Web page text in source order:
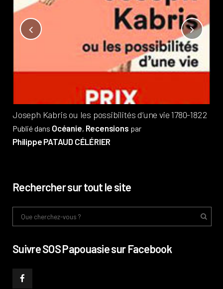
Joseph Kabris ou les possibilités d’une vie 1780-1822
Publié dans Océanie, Recensions par
Philippe PATAUD CÉLÉRIER
Rechercher sur tout le site
Suivre SOS Papouasie sur Facebook